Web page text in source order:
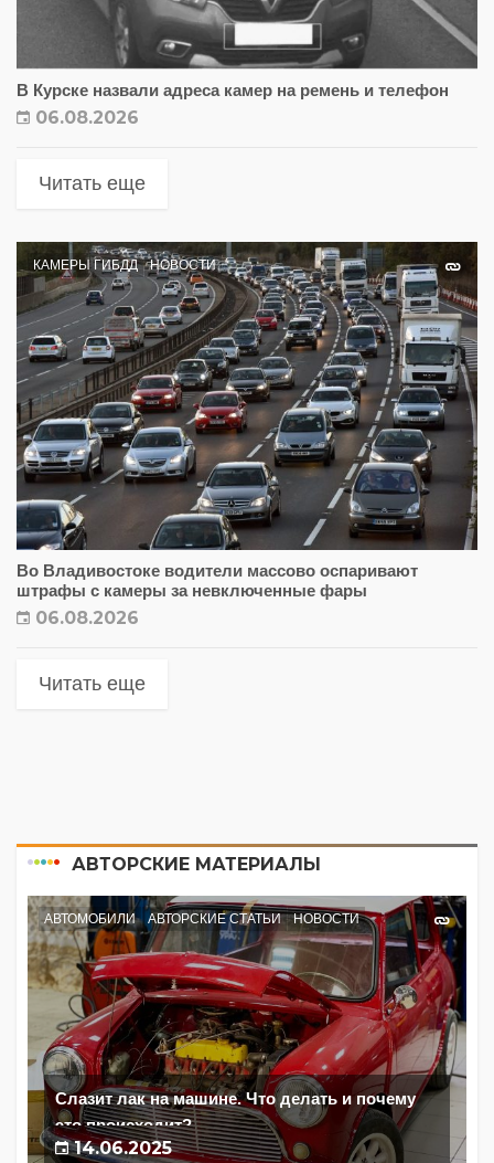
В Курске назвали адреса камер на ремень и телефон
06.08.2026
Читать еще
КАМЕРЫ ГИБДД НОВОСТИ
Во Владивостоке водители массово оспаривают
штрафы с камеры за невключенные фары
06.08.2026
Читать еще
АВТОРСКИЕ МАТЕРИАЛЫ
АВТОМОБИЛИ АВТОРСКИЕ СТАТЬИ НОВОСТИ
Слазит лак на машине. Что делать и почему
это происходит?
14.06.2025